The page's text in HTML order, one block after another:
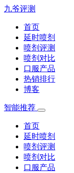
九爷评测
首页
延时喷剂
喷剂评测
喷剂对比
口服产品
热销排行
博客
智能推荐
首页
延时喷剂
喷剂评测
喷剂对比
口服产品